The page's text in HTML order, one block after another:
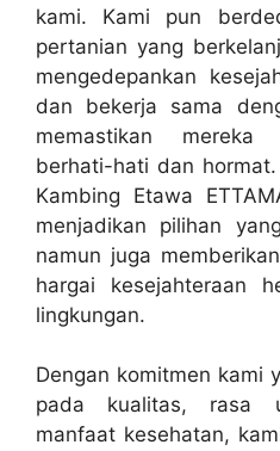
kami. Kami pun
pertanian yang
mengedepankan
dan bekerja sama
memastikan mereka
berhati-hati dan
Kambing Etawa
menjadikan pilihan
namun juga
hargai kesejahteraan
lingkungan.
Dengan komitmen kami
pada kualitas, rasa
manfaat kesehatan,